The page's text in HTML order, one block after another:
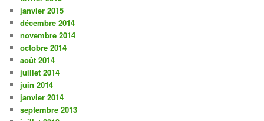
janvier 2015
décembre 2014
novembre 2014
octobre 2014
août 2014
juillet 2014
juin 2014
janvier 2014
septembre 2013